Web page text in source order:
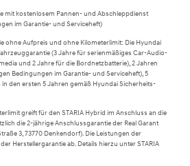
mit kostenlosem Pannen- und Abschleppdienst
im Garantie- und Serviceheft)
ohne Aufpreis und ohne Kilometerlimit: Die Hyundai
(3 Jahre für serienmäßiges Car-Audio-
und 2 Jahre für die Bordnetzbatterie), 2 Jahren
Bedingungen im Garantie- und Serviceheft), 5
den ersten 5 Jahren gemäß Hyundai Sicherheits-
greift für den STARIA Hybrid im Anschluss an die
die 2-jährige Anschlussgarantie der Real Garant
3, 73770 Denkendorf). Die Leistungen der
Herstellergarantie ab. Details hierzu unter STARIA